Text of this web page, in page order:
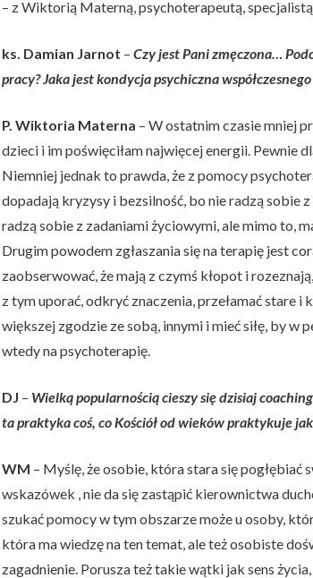
– z Wiktorią Materną, psychoterapeutą,
ks. Damian Jarnot – Czy jest Pani zmęczona…
pracy? Jaka jest kondycja psychiczna
P. Wiktoria Materna – W ostatnim czasie mniej
dzieci i im poświęciłam najwięcej energii. Pewnie
Niemniej jednak to prawda, że z pomocy
dopadają kryzysy i bezsilność, bo nie radzą sobie
radzą sobie z zadaniami życiowymi, ale mimo to,
Drugim powodem zgłaszania się na terapię jest
zaobserwować, że mają z czymś kłopot i
z tym uporać, odkryć znaczenia, przełamać stare
większej zgodzie ze sobą, innymi i mieć siłę, by w
wtedy na psychoterapię.
DJ – Wielką popularnością cieszy się dzisiajcoaching
ta praktyka coś, co Kościół od wieków praktykuje
WM – Myślę, że osobie, która stara się
wskazówek , nie da się zastąpić kierownictwa
szukać pomocy w tym obszarze może u osoby,
która ma wiedzę na ten temat, ale też osobiste
zagadnienie. Porusza też takie wątki jak sens